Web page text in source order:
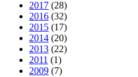
2017 (28)
2016 (32)
2015 (17)
2014 (20)
2013 (22)
2011 (1)
2009 (7)